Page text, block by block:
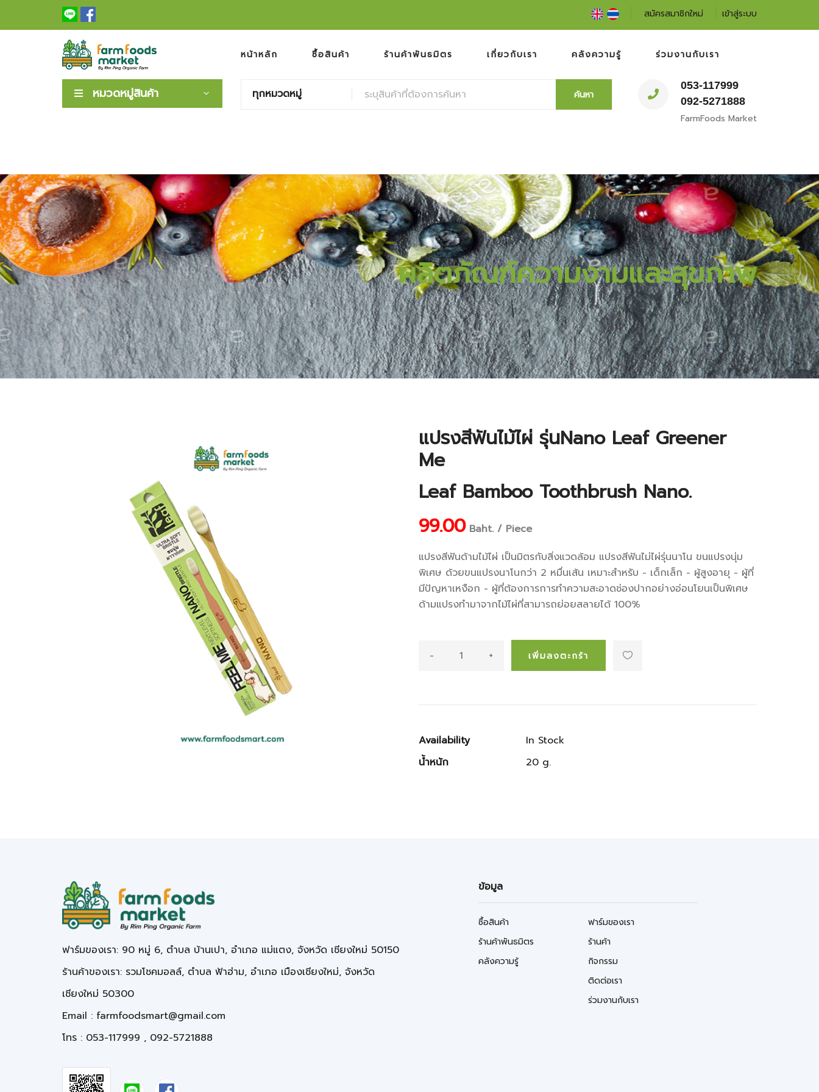
สมัครสมาชิกใหม่ เข้าสู่ระบบ
หน้าหลัก ซื้อสินค้า ร้านค้าพันธมิตร เกี่ยวกับเรา คลังความรู้ ร่วมงานกับเรา
หมวดหมู่สินค้า ทุกหมวดหมู่ ค้นหา
053-117999
092-5271888
FarmFoods Market
ผลิตภัณฑ์ความงามและสุขภาพ
แปรงสีฟันไม้ไผ่ รุ่นNano Leaf Greener
Me
Leaf Bamboo Toothbrush Nano.
99.00Baht. / Piece
แปรงสีฟันด้ามไม้ไผ่ เป็นมิตรกับสิ่งแวดล้อม แปรงสีฟันไม่ไผ่รุ่นนาโน ขนแปรงนุ่ม
พิเศษ ด้วยขนแปรงนาโนกว่า 2 หมื่นเส้น เหมาะสำหรับ - เด็กเล็ก - ผู้สูงอายุ - ผู้ที่
มีปัญหาเหงือก - ผู้ที่ต้องการการทำความสะอาดช่องปากอย่างอ่อนโยนเป็นพิเศษ
ด้ามแปรงทำมาจากไม้ไผ่ที่สามารถย่อยสลายได้ 100%
- + เพิ่มลงตะกร้า
Availability
In Stock
น้ำหนัก
20 g.
ฟาร์มของเรา: 90 หมู่ 6, ตำบล บ้านเปา, อำเภอ แม่แตง, จังหวัด เชียงใหม่ 50150
ร้านค้าของเรา: รวมโชคมอลล์, ตำบล ฟ้าฮ่าม, อำเภอ เมืองเชียงใหม่, จังหวัด
เชียงใหม่ 50300
Email : farmfoodsmart@gmail.com
โทร : 053-117999 , 092-5721888
ข้อมูล
ซื้อสินค้า
ร้านค้าพันธมิตร
คลังความรู้
ฟาร์มของเรา
ร้านค้า
กิจกรรม
ติดต่อเรา
ร่วมงานกับเรา